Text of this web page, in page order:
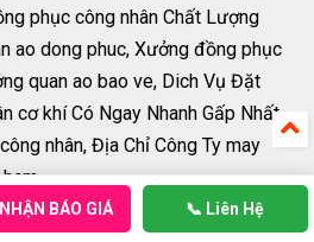
phục công nhân Chất Lượng
ao dong phuc, Xưởng đồng phục
quan ao bao ve, Dich Vụ Đặt
cơ khí Có Ngay Nhanh Gấp Nhất,
nhân, Địa Chỉ Công Ty may
2017/06/cua-hang-
BÁO GIÁ 📞 Liên Hệ